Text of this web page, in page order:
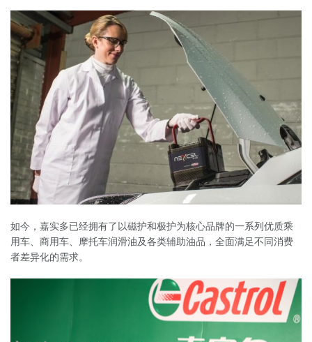
如今，嘉实多已经拥有了以磁护和极护为核心品牌的一系列优质乘
用车、商用车、摩托车润滑油及各类辅助油品，全面满足不同消费
者差异化的需求。